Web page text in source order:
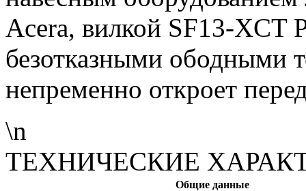
Acera, вилкой SF13-XCT
безотказными ободными
непременно откроет
\n
ТЕХНИЧЕСКИЕ
Общие данные